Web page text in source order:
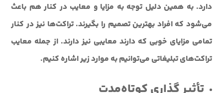
دارد. به همین دلیل توجه به مزایا و معایب در کنار هم باعث
می‌شود که افراد بهترین تصمیم را بگیرند. تراکت‌ها نیز در کنار
تمامی مزایای خوبی که دارند معایبی نیز دارند. از جمله معایب
تراکت‌های تبلیغاتی می‌توانیم به موارد زیر اشاره کنیم.
تأثیر گذاری کوتاه‌مدت